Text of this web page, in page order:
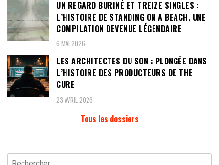
UN REGARD BURINÉ ET TREIZE SINGLES :
L’HISTOIRE DE STANDING ON A BEACH, UNE
COMPILATION DEVENUE LÉGENDAIRE
6 MAI 2026
LES ARCHITECTES DU SON : PLONGÉE DANS
L’HISTOIRE DES PRODUCTEURS DE THE
CURE
23 AVRIL 2026
Tous les dossiers
Rechercher :